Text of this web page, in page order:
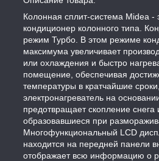
Колонная сплит-система Midea
кондиционер колонного типа.
режим Турбо. В этом режиме
максимума увеличивает
или охлаждения и быстро
помещение, обеспечивая
температуры в кратчайшие
электронагреватель на
предотвращает скопление снега
образовавшиеся при
Многофункциональный LCD
находится на передней панели
отображает всю информацию о